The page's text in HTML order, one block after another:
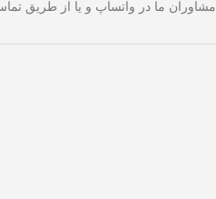
مشاوران ما در واتساپ و یا از طریق